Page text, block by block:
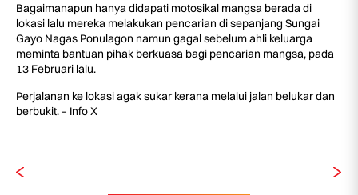
Bagaimanapun hanya didapati motosikal mangsa berada di
lokasi lalu mereka melakukan pencarian di sepanjang Sungai
Gayo Nagas Ponulagon namun gagal sebelum ahli keluarga
meminta bantuan pihak berkuasa bagi pencarian mangsa, pada
13 Februari lalu.
Perjalanan ke lokasi agak sukar kerana melalui jalan belukar dan
berbukit. – Info X